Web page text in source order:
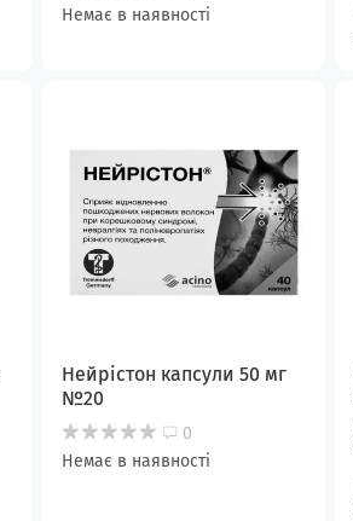
Немає в наявності
Нейрістон капсули 50 мг
№20
0
Немає в наявності